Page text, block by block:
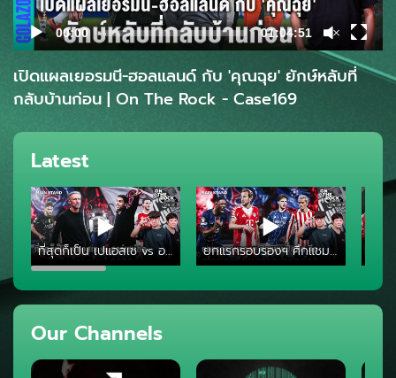
00:00 01:04:51
เปิดแผลเยอรมนี-ฮอลแลนด์ กับ 'คุณฉุย' ยักษ์หลับที่
กลับบ้านก่อน | On The Rock - Case169
Latest
ที่สุดก็เป็น เปแอสเช vs อาร์เซน่อล ศึกชิงจ้าวยุโรป 2026 | On The Rock - Case161 ยกแรกรอบรองฯ ศึกแชมเปี้ยนส์ ลีก ฟุตบอลที่ตื่นตาและแตกต่าง | On The Rock - Case160
Our Channels